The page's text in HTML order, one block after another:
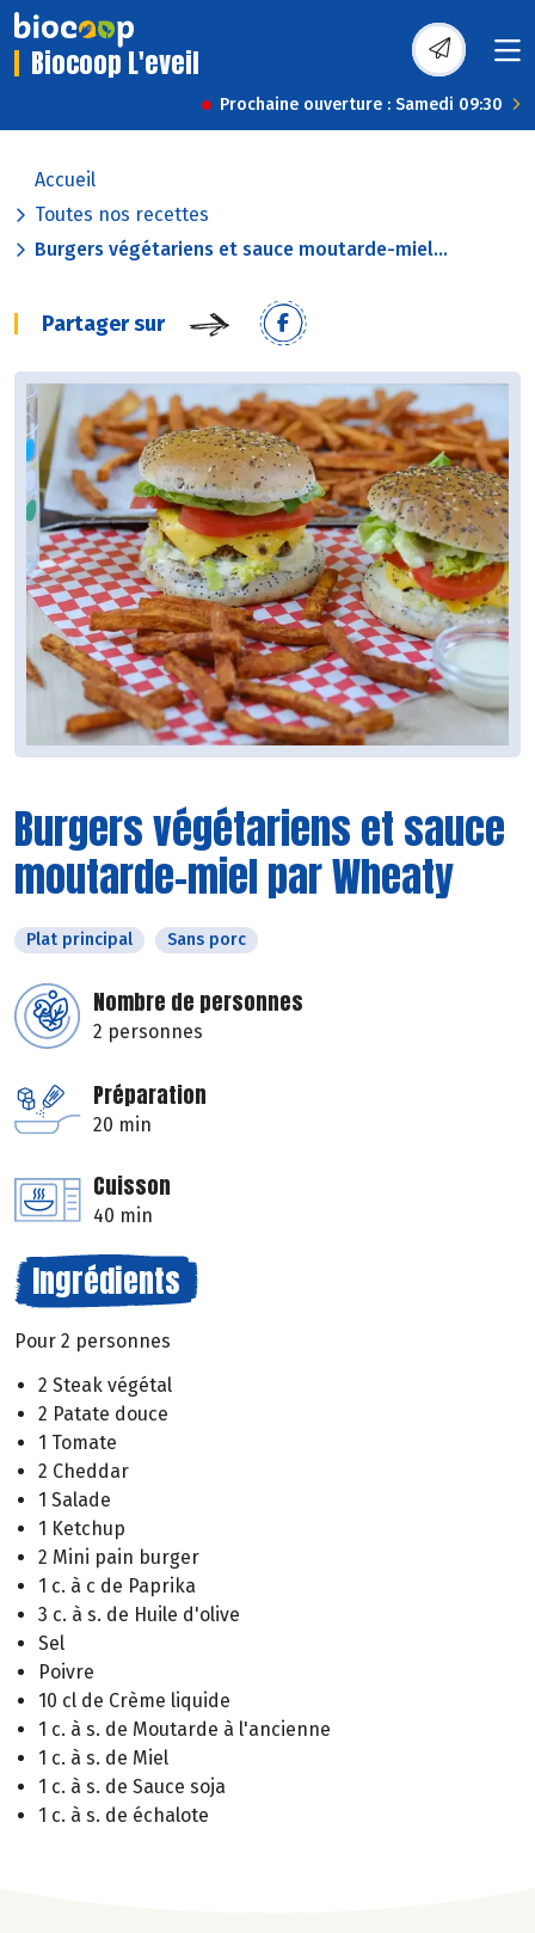
Biocoop L'eveil
Prochaine ouverture : Samedi 09:30
Accueil
Toutes nos recettes
Burgers végétariens et sauce moutarde-miel...
Partager sur
Burgers végétariens et sauce
moutarde-miel par Wheaty
Plat principal Sans porc
Nombre de personnes
2 personnes
Préparation
20 min
Cuisson
40 min
Ingrédients
Pour 2 personnes
2 Steak végétal
2 Patate douce
1 Tomate
2 Cheddar
1 Salade
1 Ketchup
2 Mini pain burger
1 c. à c de Paprika
3 c. à s. de Huile d'olive
Sel
Poivre
10 cl de Crème liquide
1 c. à s. de Moutarde à l'ancienne
1 c. à s. de Miel
1 c. à s. de Sauce soja
1 c. à s. de échalote